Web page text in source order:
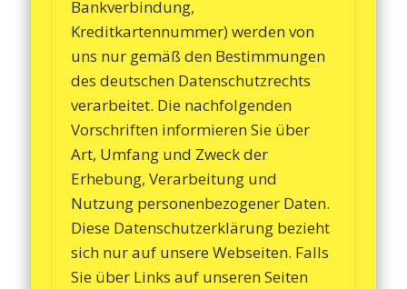
Bankverbindung,
Kreditkartennummer) werden von
uns nur gemäß den Bestimmungen
des deutschen Datenschutzrechts
verarbeitet. Die nachfolgenden
Vorschriften informieren Sie über
Art, Umfang und Zweck der
Erhebung, Verarbeitung und
Nutzung personenbezogener Daten.
Diese Datenschutzerklärung bezieht
sich nur auf unsere Webseiten. Falls
Sie über Links auf unseren Seiten